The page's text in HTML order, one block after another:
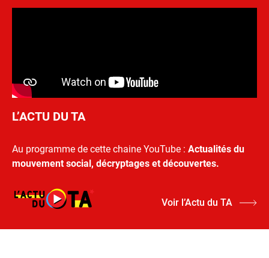
L’ACTU DU TA
Au programme de cette chaine YouTube : Actualités du
mouvement social, décryptages et découvertes.
Voir l’Actu du TA